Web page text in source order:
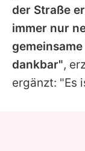
der Straße
immer nur
dankbar",
ergänzt: "Es